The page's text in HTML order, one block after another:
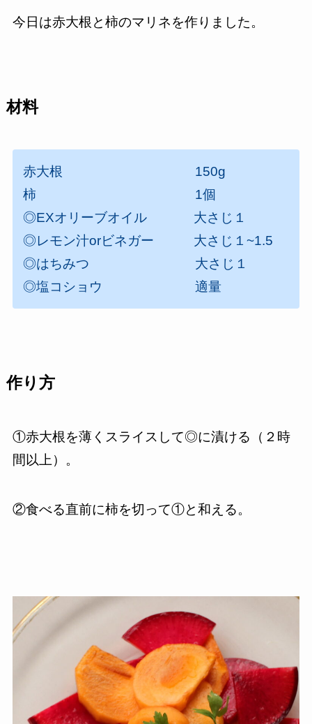
今日は赤大根と柿のマリネを作りました。
材料
赤大根 150g
柿 1個
◎EXオリーブオイル 大さじ１
◎レモン汁orビネガー 大さじ１~1.5
◎はちみつ 大さじ１
◎塩コショウ 適量
作り方
①赤大根を薄くスライスして◎に漬ける（２時
間以上）。
②食べる直前に柿を切って①と和える。